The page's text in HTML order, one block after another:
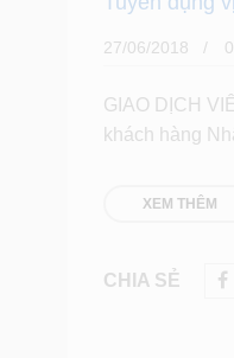
27/06/2018
GIAO DỊCH
khách hàng
XEM THÊM
CHIA SẺ